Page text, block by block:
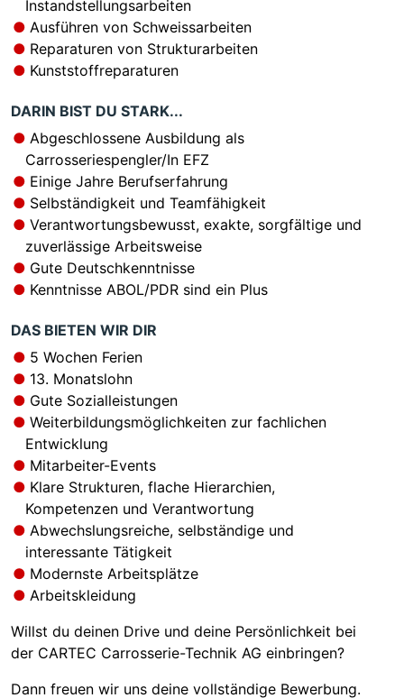
Instandstellungsarbeiten
Ausführen von Schweissarbeiten
Reparaturen von Strukturarbeiten
Kunststoffreparaturen
DARIN BIST DU STARK...
Abgeschlossene Ausbildung als
Carrosseriespengler/In EFZ
Einige Jahre Berufserfahrung
Selbständigkeit und Teamfähigkeit
Verantwortungsbewusst, exakte, sorgfältige und
zuverlässige Arbeitsweise
Gute Deutschkenntnisse
Kenntnisse ABOL/PDR sind ein Plus
DAS BIETEN WIR DIR
5 Wochen Ferien
13. Monatslohn
Gute Sozialleistungen
Weiterbildungsmöglichkeiten zur fachlichen
Entwicklung
Mitarbeiter-Events
Klare Strukturen, flache Hierarchien,
Kompetenzen und Verantwortung
Abwechslungsreiche, selbständige und
interessante Tätigkeit
Modernste Arbeitsplätze
Arbeitskleidung
Willst du deinen Drive und deine Persönlichkeit bei
der CARTEC Carrosserie-Technik AG einbringen?
Dann freuen wir uns deine vollständige Bewerbung.